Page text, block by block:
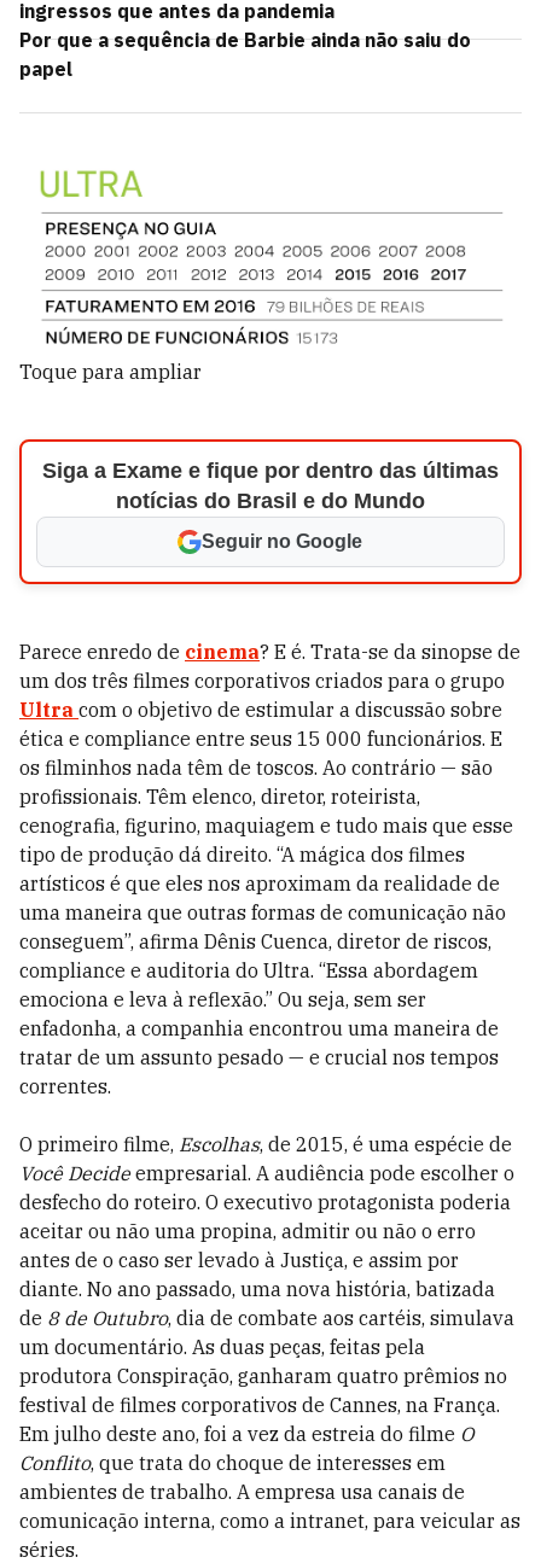
ingressos que antes da pandemia
Por que a sequência de Barbie ainda não saiu do
papel
Toque para ampliar
Siga a Exame e fique por dentro das últimas
notícias do Brasil e do Mundo
Seguir no Google
Parece enredo de cinema? E é. Trata-se da sinopse de
um dos três filmes corporativos criados para o grupo
Ultra com o objetivo de estimular a discussão sobre
ética e compliance entre seus 15 000 funcionários. E
os filminhos nada têm de toscos. Ao contrário — são
profissionais. Têm elenco, diretor, roteirista,
cenografia, figurino, maquiagem e tudo mais que esse
tipo de produção dá direito. “A mágica dos filmes
artísticos é que eles nos aproximam da realidade de
uma maneira que outras formas de comunicação não
conseguem”, afirma Dênis Cuenca, diretor de riscos,
compliance e auditoria do Ultra. “Essa abordagem
emociona e leva à reflexão.” Ou seja, sem ser
enfadonha, a companhia encontrou uma maneira de
tratar de um assunto pesado — e crucial nos tempos
correntes.
O primeiro filme, Escolhas, de 2015, é uma espécie de
Você Decideempresarial. A audiência pode escolher o
desfecho do roteiro. O executivo protagonista poderia
aceitar ou não uma propina, admitir ou não o erro
antes de o caso ser levado à Justiça, e assim por
diante. No ano passado, uma nova história, batizada
de 8 de Outubro, dia de combate aos cartéis, simulava
um documentário. As duas peças, feitas pela
produtora Conspiração, ganharam quatro prêmios no
festival de filmes corporativos de Cannes, na França.
Em julho deste ano, foi a vez da estreia do filme O
Conflito, que trata do choque de interesses em
ambientes de trabalho. A empresa usa canais de
comunicação interna, como a intranet, para veicular as
séries.